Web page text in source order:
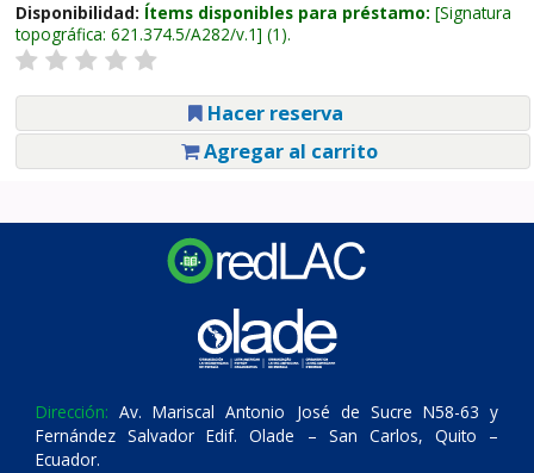
Disponibilidad: Ítems disponibles para préstamo: Signatura
topográfica: 621.374.5/A282/v.1 (1).
Hacer reserva
Agregar al carrito
Dirección: Av. Mariscal Antonio José de Sucre N58-63 y
Fernández Salvador Edif. Olade – San Carlos, Quito –
Ecuador.